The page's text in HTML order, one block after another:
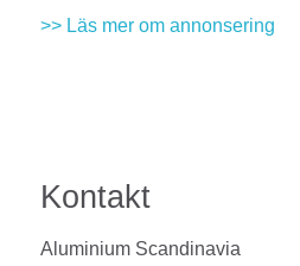
>> Läs mer om annonsering
Kontakt
Aluminium Scandinavia